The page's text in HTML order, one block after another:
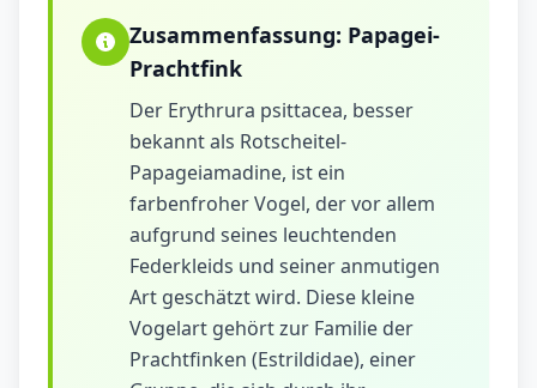
Zusammenfassung: Papagei-
Prachtfink
Der Erythrura psittacea, besser
bekannt als Rotscheitel-
Papageiamadine, ist ein
farbenfroher Vogel, der vor allem
aufgrund seines leuchtenden
Federkleids und seiner anmutigen
Art geschätzt wird. Diese kleine
Vogelart gehört zur Familie der
Prachtfinken (Estrildidae), einer